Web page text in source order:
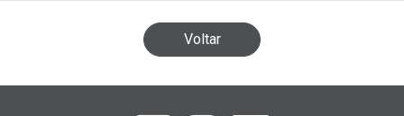
Voltar